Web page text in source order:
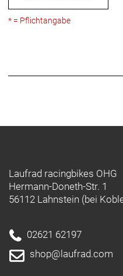
* = Pflichtangabe
Laufrad racingbikes OHG
Hermann-Doneth-Str. 1
56112 Lahnstein (bei
02621 62197
shop@laufrad.com